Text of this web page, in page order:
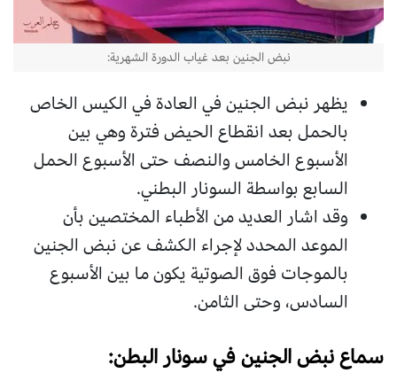
نبض الجنين بعد غياب الدورة الشهرية:
يظهر نبض الجنين في العادة في الكيس الخاص
بالحمل بعد انقطاع الحيض فترة وهي بين
الأسبوع الخامس والنصف حتى الأسبوع الحمل
السابع بواسطة السونار البطني.
وقد اشار العديد من الأطباء المختصين بأن
الموعد المحدد لإجراء الكشف عن نبض الجنين
بالموجات فوق الصوتية يكون ما بين الأسبوع
السادس، وحتى الثامن.
سماع نبض الجنين في سونار البطن: